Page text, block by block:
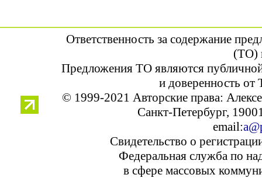
Ответственность за содержание
(ТО)
Предложения ТО являются
и доверенность от
© 1999-2021 Авторские права:
Санкт-Петербург,
email:
Свидетельство о
Федеральная служба по
в сфере массовых